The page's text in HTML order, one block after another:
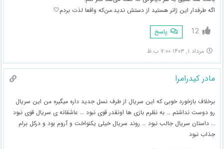
اگه طرفدار این ژانر هستید از دستش ندید.من‌که واقعا لذت بردم🤍
12 پاسخ
مرداد ۱, ۱۴۰۳ ۷:۰۰ ب.ظ
مادر کیدرامرا
برخلاف بازخورد خوبی که این سریال از طرف نسل جدید داره میگیره من این سریال
رو دوست نداشتم … به نظرم بازی ها اونقدر قوی نبود … عاشقانه ی سریال قوی نبود
… داستان سریال جالب نبود … روند سریال خیلی یکنواخت و آروم بود و درکل برام
جذاب نبود